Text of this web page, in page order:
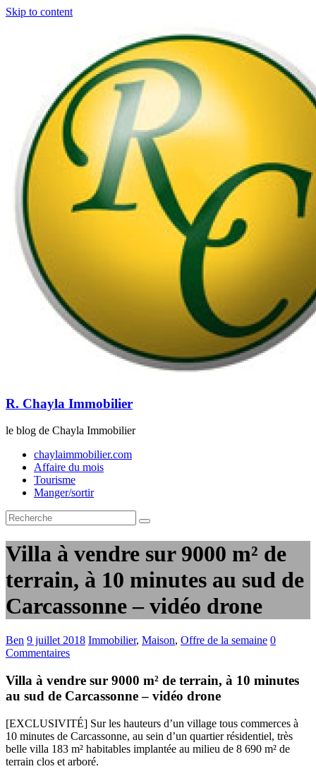
Skip to content
R. Chayla Immobilier
le blog de Chayla Immobilier
chaylaimmobilier.com
Affaire du mois
Tourisme
Manger/sortir
Villa à vendre sur 9000 m² de
terrain, à 10 minutes au sud de
Carcassonne – vidéo drone
Ben 9 juillet 2018 Immobilier, Maison, Offre de la semaine 0
Commentaires
Villa à vendre sur 9000 m² de terrain, à 10 minutes
au sud de Carcassonne – vidéo drone
[EXCLUSIVITÉ] Sur les hauteurs d’un village tous commerces à
10 minutes de Carcassonne, au sein d’un quartier résidentiel, très
belle villa 183 m² habitables implantée au milieu de 8 690 m² de
terrain clos et arboré.